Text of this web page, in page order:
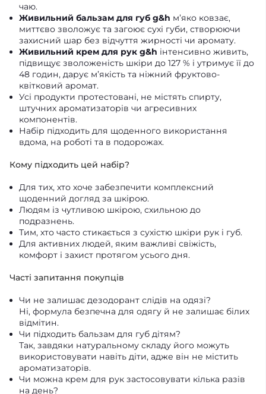
чаю.
Живильний бальзам для губ g&h м’яко ковзає,
миттєво зволожує та загоює сухі губи, створюючи
захисний шар без відчуття жирності чи аромату.
Живильний крем для рук g&h інтенсивно живить,
підвищує зволоженість шкіри до 127 % і утримує її до
48 годин, дарує м’якість та ніжний фруктово-
квітковий аромат.
Усі продукти протестовані, не містять спирту,
штучних ароматизаторів чи агресивних
компонентів.
Набір підходить для щоденного використання
вдома, на роботі та в подорожах.
Кому підходить цей набір?
Для тих, хто хоче забезпечити комплексний
щоденний догляд за шкірою.
Людям із чутливою шкірою, схильною до
подразнень.
Тим, хто часто стикається з сухістю шкіри рук і губ.
Для активних людей, яким важливі свіжість,
комфорт і захист протягом усього дня.
Часті запитання покупців
Чи не залишає дезодорант слідів на одязі?
Ні, формула безпечна для одягу й не залишає білих
відмітин.
Чи підходить бальзам для губ дітям?
Так, завдяки натуральному складу його можуть
використовувати навіть діти, адже він не містить
ароматизаторів.
Чи можна крем для рук застосовувати кілька разів
на день?